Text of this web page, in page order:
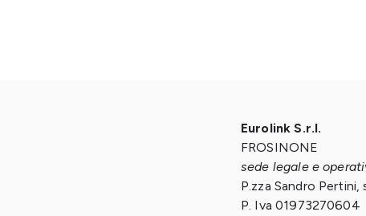
Eurolink S.r.l.
FROSINONE
sede legale e
P.zza Sandro
P. Iva 01973270604